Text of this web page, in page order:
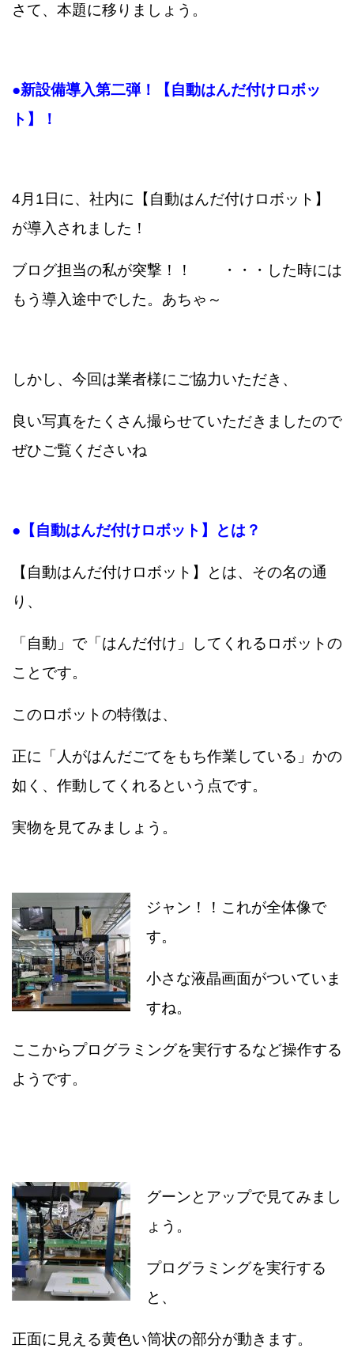
さて、本題に移りましょう。
●新設備導入第二弾！【自動はんだ付けロボッ
ト】！
4月1日に、社内に【自動はんだ付けロボット】
が導入されました！
ブログ担当の私が突撃！！ ・・・した時には
もう導入途中でした。あちゃ～
しかし、今回は業者様にご協力いただき、
良い写真をたくさん撮らせていただきましたので
ぜひご覧くださいね
●【自動はんだ付けロボット】とは？
【自動はんだ付けロボット】とは、その名の通
り、
「自動」で「はんだ付け」してくれるロボットの
ことです。
このロボットの特徴は、
正に「人がはんだごてをもち作業している」かの
如く、作動してくれるという点です。
実物を見てみましょう。
ジャン！！これが全体像で
す。
小さな液晶画面がついていま
すね。
ここからプログラミングを実行するなど操作する
ようです。
グーンとアップで見てみまし
ょう。
プログラミングを実行する
と、
正面に見える黄色い筒状の部分が動きます。